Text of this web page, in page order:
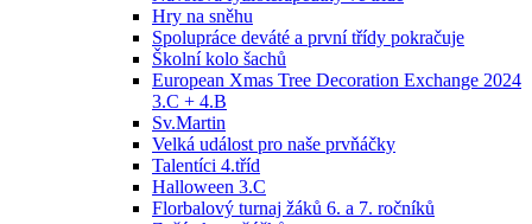
Hry na sněhu
Spolupráce deváté a první třídy pokračuje
Školní kolo šachů
European Xmas Tree Decoration Exchange 2024
3.C + 4.B
Sv.Martin
Velká událost pro naše prvňáčky
Talentíci 4.tříd
Halloween 3.C
Florbalový turnaj žáků 6. a 7. ročníků